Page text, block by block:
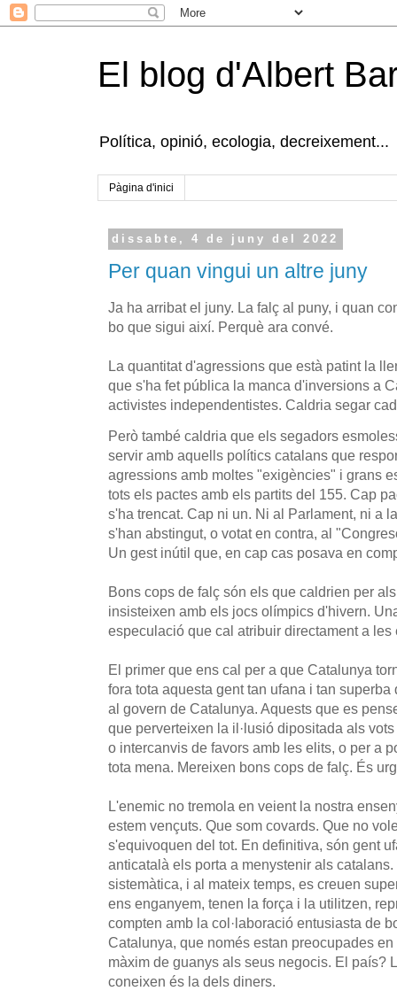
El blog d'Albert
Política, opinió, ecologia, decreixement...
Pàgina d'inici
dissabte, 4 de juny del 2022
Per quan vingui un altre juny
Ja ha arribat el juny. La falç al puny, i quan
bo que sigui així. Perquè ara convé.
La quantitat d'agressions que està patint la
que s'ha fet pública la manca d'inversions a
activistes independentistes. Caldria segar
Però també caldria que els segadors
servir amb aquells polítics catalans que
agressions amb moltes "exigències" i grans
tots els pactes amb els partits del 155. Cap
s'ha trencat. Cap ni un. Ni al Parlament, ni a
s'han abstingut, o votat en contra, al
Un gest inútil que, en cap cas posava en
Bons cops de falç són els que caldrien per
insisteixen amb els jocs olímpics d'hivern.
especulació que cal atribuir directament a les
El primer que ens cal per a que Catalunya
fora tota aquesta gent tan ufana i tan
al govern de Catalunya. Aquests que es
que perverteixen la il·lusió dipositada als
o intercanvis de favors amb les elits, o per a
tota mena. Mereixen bons cops de falç. És
L'enemic no tremola en veient la nostra
estem vençuts. Que som covards. Que no
s'equivoquen del tot. En definitiva, són gent
anticatalà els porta a menystenir als
sistemàtica, i al mateix temps, es creuen
ens enganyem, tenen la força i la utilitzen,
compten amb la col·laboració entusiasta de
Catalunya, que només estan preocupades
màxim de guanys als seus negocis. El país?
coneixen és la dels diners.